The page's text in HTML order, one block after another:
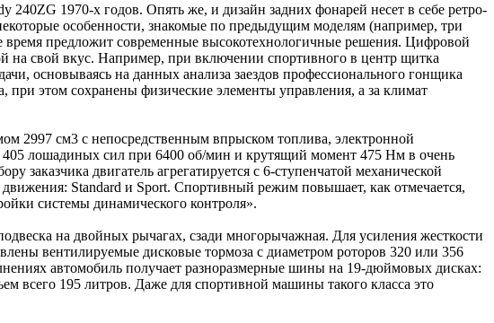
1970-х годов. Опять же, и дизайн задних фонарей несет в себе ретро-
особенности, знакомые по предыдущим моделям (например, три
время предложит современные высокотехнологичные решения. Цифровой
свой вкус. Например, при включении спортивного в центр щитка
основываясь на данных анализа заездов профессионального гонщика
этом сохранены физические элементы управления, а за климат
2997 см3 с непосредственным впрыском топлива, электронной
405 лошадиных сил при 6400 об/мин и крутящий момент 475 Нм в очень
заказчика двигатель агрегатируется с 6-ступенчатой механической
Standard и Sport. Спортивный режим повышает, как отмечается,
системы динамического контроля».
на двойных рычагах, сзади многорычажная. Для усиления жесткости
вентилируемые дисковые тормоза с диаметром роторов 320 или 356
автомобиль получает разноразмерные шины на 19-дюймовых дисках:
всего 195 литров. Даже для спортивной машины такого класса это